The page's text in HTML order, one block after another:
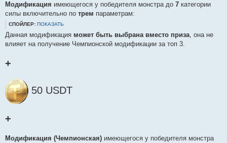
Модификация имеющегося у победителя монстра до 7 категории
силы включительно по трем параметрам:
СПОЙЛЕР: ПОКАЗАТЬ
Данная модификация может быть выбрана вместо приза, она не
влияет на получение Чемпионской модификации за топ 3.
+
50 USDT
+
Модификация (Чемпионская) имеющегося у победителя монстра